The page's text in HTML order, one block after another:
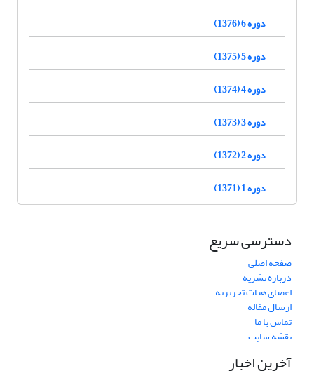
دوره 6 (1376)
دوره 5 (1375)
دوره 4 (1374)
دوره 3 (1373)
دوره 2 (1372)
دوره 1 (1371)
دسترسی سریع
صفحه اصلی
درباره نشریه
اعضای هیات تحریریه
ارسال مقاله
تماس با ما
نقشه سایت
آخرین اخبار